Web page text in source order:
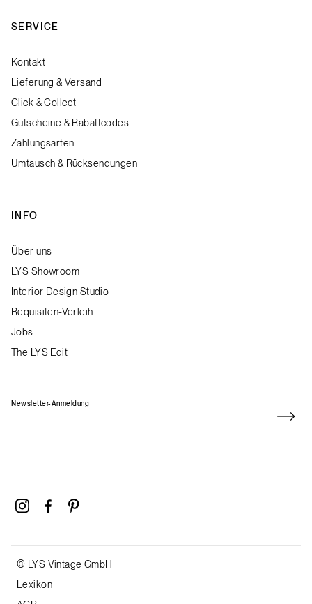
SERVICE
Kontakt
Lieferung & Versand
Click & Collect
Gutscheine & Rabattcodes
Zahlungsarten
Umtausch & Rücksendungen
INFO
Über uns
LYS Showroom
Interior Design Studio
Requisiten-Verleih
Jobs
The LYS Edit
Newsletter-Anmeldung
© LYS Vintage GmbH
Lexikon